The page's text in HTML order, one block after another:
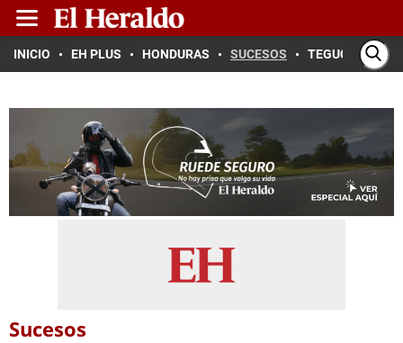
INICIO EH PLUS HONDURAS SUCESOS TEGUCIGALPA
Sucesos